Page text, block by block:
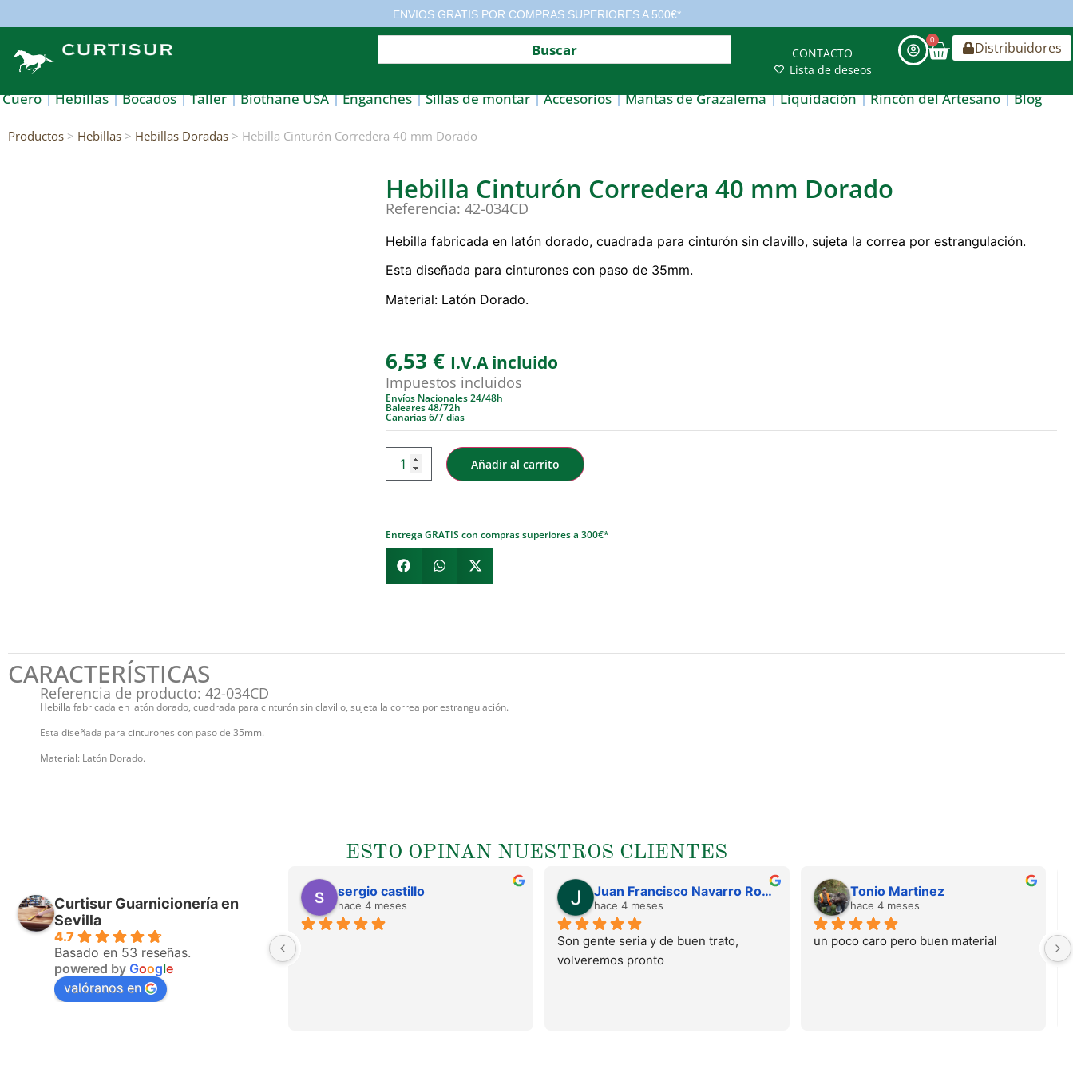
ENVIOS GRATIS POR COMPRAS SUPERIORES A 500€*
CONTACTO
Lista de deseos
0 Distribuidores
Cuero Hebillas Bocados Taller Biothane USA Enganches Sillas de montar Accesorios Mantas de Grazalema Liquidación Rincón del Artesano Blog
Productos > Hebillas > Hebillas Doradas > Hebilla Cinturón Corredera 40 mm Dorado
Hebilla Cinturón Corredera 40 mm Dorado
Referencia: 42-034CD
Hebilla fabricada en latón dorado, cuadrada para cinturón sin clavillo, sujeta la correa por estrangulación.
Esta diseñada para cinturones con paso de 35mm.
Material: Latón Dorado.
6,53€ I.V.A incluido
Impuestos incluidos
Envíos Nacionales 24/48h
Baleares 48/72h
Canarias 6/7 días
Añadir al carrito
Entrega GRATIS con compras superiores a 300€*
CARACTERÍSTICAS
Referencia de producto: 42-034CD
Hebilla fabricada en latón dorado, cuadrada para cinturón sin clavillo, sujeta la correa por estrangulación.
Esta diseñada para cinturones con paso de 35mm.
Material: Latón Dorado.
ESTO OPINAN NUESTROS CLIENTES
Curtisur Guarnicionería en
Sevilla
4.7
Basado en 53 reseñas.
powered by Google
valóranos en
sergio castillo
hace 4 meses
Juan Francisco Navarro Roman
hace 4 meses
Son gente seria y de buen trato,
volveremos pronto
Tonio Martinez
hace 4 meses
un poco caro pero buen material